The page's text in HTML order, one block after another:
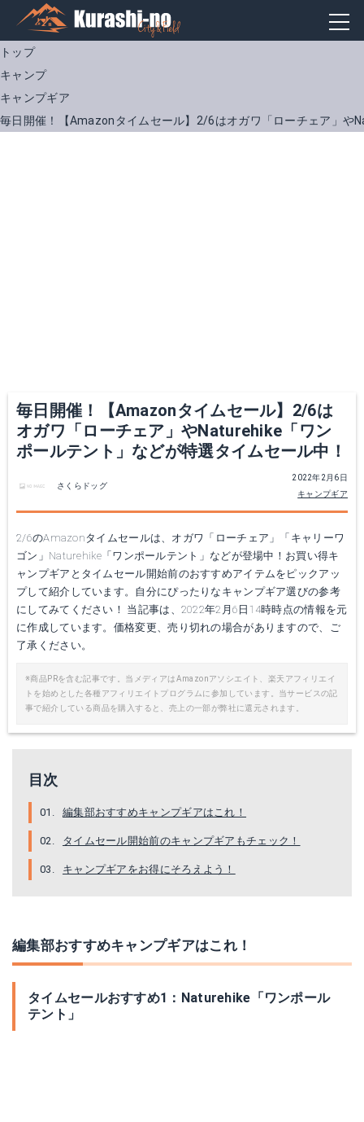
トップ
キャンプ
キャンプギア
毎日開催！【Amazonタイムセール】2/6はオガワ「ローチェア」や
毎日開催！【Amazonタイムセール】2/6は
オガワ「ローチェア」やNaturehike「ワン
ポールテント」などが特選タイムセール中！
2022年2月6日
キャンプギア
さくらドッグ
2/6のAmazonタイムセールは、オガワ「ローチェア」「キャリーワ
ゴン」Naturehike「ワンポールテント」などが登場中！お買い得キ
ャンプギアとタイムセール開始前のおすすめアイテムをピックアッ
プして紹介しています。自分にぴったりなキャンプギア選びの参考
にしてみてください！ 当記事は、2022年2月6日14時時点の情報を元
に作成しています。価格変更、売り切れの場合がありますので、ご
了承ください。
※商品PRを含む記事です。当メディアはAmazonアソシエイト、楽天アフィリエイ
トを始めとした各種アフィリエイトプログラムに参加しています。当サービスの記
事で紹介している商品を購入すると、売上の一部が弊社に還元されます。
目次
編集部おすすめキャンプギアはこれ！
タイムセール開始前のキャンプギアもチェック！
キャンプギアをお得にそろえよう！
編集部おすすめキャンプギアはこれ！
タイムセールおすすめ1：Naturehike「ワンポール
テント」